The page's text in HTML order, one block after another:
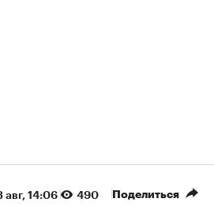
авг, 14:06 490 Поделиться